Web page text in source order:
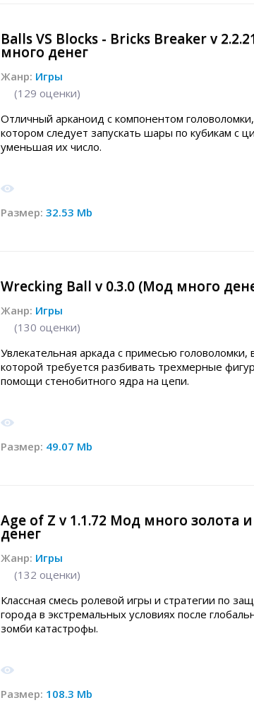
Balls VS Blocks - Bricks Breaker v
много денег
Жанр: Игры
(129 оценки)
Отличный арканоид с компонентом
котором следует запускать шары по кубикам с
уменьшая их число.
Размер: 32.53 Mb
Wrecking Ball v 0.3.0 (Мод много
Жанр: Игры
(130 оценки)
Увлекательная аркада с примесью головоломки,
которой требуется разбивать трехмерные
помощи стенобитного ядра на цепи.
Размер: 49.07 Mb
Age of Z v 1.1.72 Мод много золота и
денег
Жанр: Игры
(132 оценки)
Классная смесь ролевой игры и стратегии по
города в экстремальных условиях после
зомби катастрофы.
Размер: 108.3 Mb